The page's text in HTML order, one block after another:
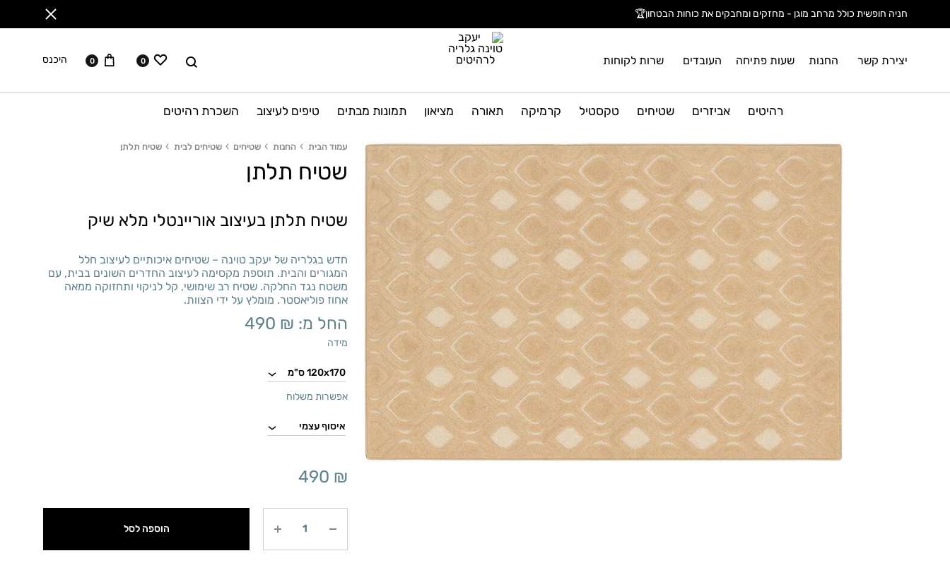
חניה חופשית כולל מרחב מוגן - מחזקים ומחבקים את כוחות הבטחון🏆
יצירת קשר החנות שעות פתיחה העובדים שרות לקוחות
יעקב
טוינה
גלריה
לרהיטים
לחפש ווישליסט
0 עגלה
0 היכנס
רהיטים אביזרים שטיחים טקסטיל קרמיקה תאורה מציאון תמונות מבתים טיפים לעיצוב השכרת רהיטים
עמוד הבית החנות שטיחים שטיחים לבית שטיח תלתן
שטיח תלתן
שטיח תלתן בעיצוב אוריינטלי מלא שיק
חדש בגלריה של יעקב טוינה – שטיחים איכותיים לעיצוב חלל
המגורים והבית. תוספת מקסימה לעיצוב החדרים השונים בבית, עם
משטח נגד החלקה. שטיח רב שימושי, קל לניקוי ותחזוקה ממאה
אחוז פוליאסטר. מומלץ על ידי הצוות.
החל מ: 490 ₪
מידה
אפשרות משלוח
490 ₪
הוספה לסל